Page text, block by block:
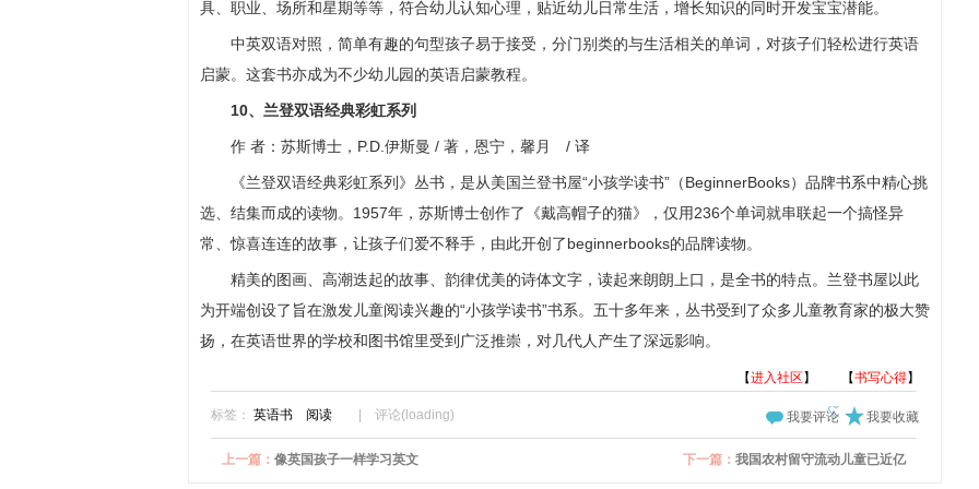
具、职业、场所和星期等等，符合幼儿认知心理，贴近幼儿日常生活，增长知识的同时开发宝宝潜能。
中英双语对照，简单有趣的句型孩子易于接受，分门别类的与生活相关的单词，对孩子们轻松进行英语
启蒙。这套书亦成为不少幼儿园的英语启蒙教程。
10、兰登双语经典彩虹系列
作 者：苏斯博士，P.D.伊斯曼 / 著，恩宁，馨月 / 译
《兰登双语经典彩虹系列》丛书，是从美国兰登书屋“小孩学读书”（BeginnerBooks）品牌书系中精心挑
选、结集而成的读物。1957年，苏斯博士创作了《戴高帽子的猫》，仅用236个单词就串联起一个搞怪异
常、惊喜连连的故事，让孩子们爱不释手，由此开创了beginnerbooks的品牌读物。
精美的图画、高潮迭起的故事、韵律优美的诗体文字，读起来朗朗上口，是全书的特点。兰登书屋以此
为开端创设了旨在激发儿童阅读兴趣的“小孩学读书”书系。五十多年来，丛书受到了众多儿童教育家的极大赞
扬，在英语世界的学校和图书馆里受到广泛推崇，对几代人产生了深远影响。
【书写心得】
【进入社区 】
标签： 英语书 阅读 评论( loading) 我要评论 我要收藏
上一篇： 像英国孩子一样学习英文 下一篇： 我国农村留守流动儿童已近亿